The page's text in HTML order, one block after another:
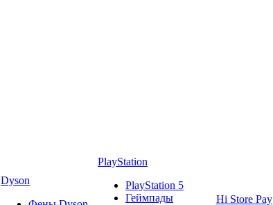
Dyson
PlayStation
PlayStation 5
Геймпады
Hi Store Pay